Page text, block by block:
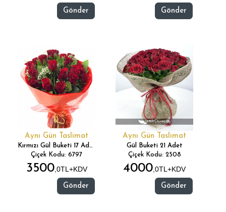
Gönder Gönder
Aynı Gün Taslimat
Kırmızı Gül Buketi 17 Adet
Çiçek Kodu: 6797
3500,0TL+KDV
Gönder
Aynı Gün Taslimat
Gül Buketi 21 Adet
Çiçek Kodu: 2508
4000,0TL+KDV
Gönder